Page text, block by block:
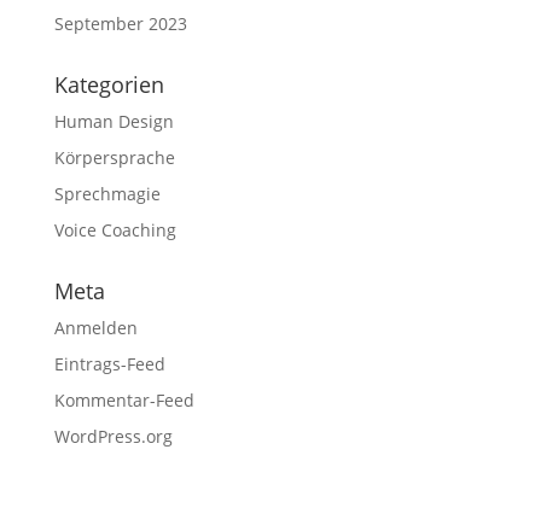
September 2023
Kategorien
Human Design
Körpersprache
Sprechmagie
Voice Coaching
Meta
Anmelden
Eintrags-Feed
Kommentar-Feed
WordPress.org